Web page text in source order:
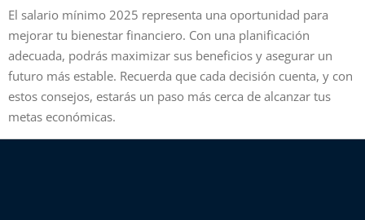
El salario mínimo 2025 representa una oportunidad para
mejorar tu bienestar financiero. Con una planificación
adecuada, podrás maximizar sus beneficios y asegurar un
futuro más estable. Recuerda que cada decisión cuenta, y con
estos consejos, estarás un paso más cerca de alcanzar tus
metas económicas.